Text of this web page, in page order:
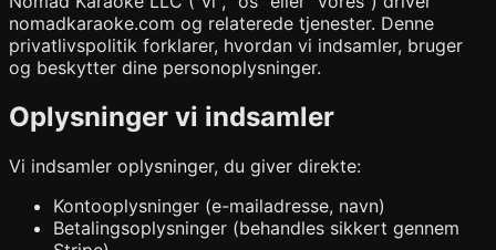
nomadkaraoke.com og relaterede tjenester. Denne
privatlivspolitik forklarer, hvordan vi indsamler, bruger
og beskytter dine personoplysninger.
Oplysninger vi indsamler
Vi indsamler oplysninger, du giver direkte:
Kontooplysninger (e-mailadresse, navn)
Betalingsoplysninger (behandles sikkert gennem